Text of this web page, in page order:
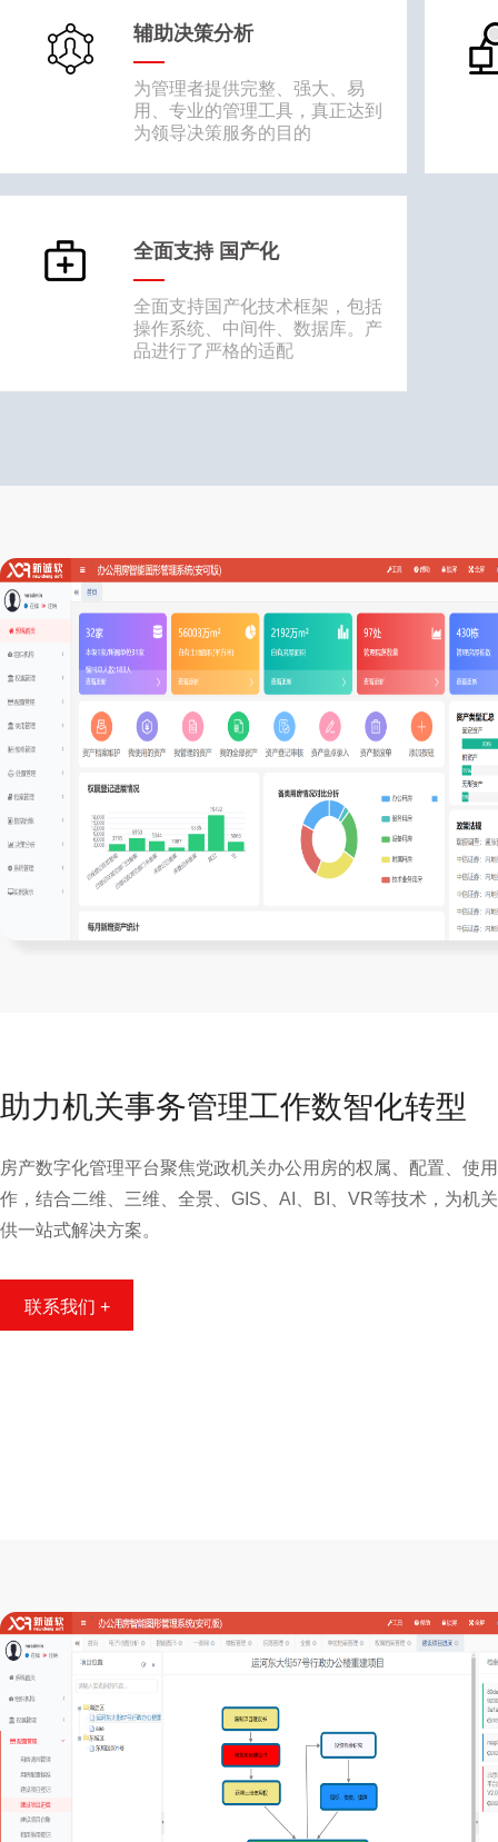
辅助决策分析
为管理者提供完整、强大、易
用、专业的管理工具，真正达到
为领导决策服务的目的
全面支持 国产化
全面支持国产化技术框架，包括
操作系统、中间件、数据库。产
品进行了严格的适配
助力机关事务管理工作数智化转型
房产数字化管理平台聚焦党政机关办公用房的权属、配置、使
作，结合二维、三维、全景、GIS、AI、BI、VR等技术，为机
供一站式解决方案。
联系我们 +